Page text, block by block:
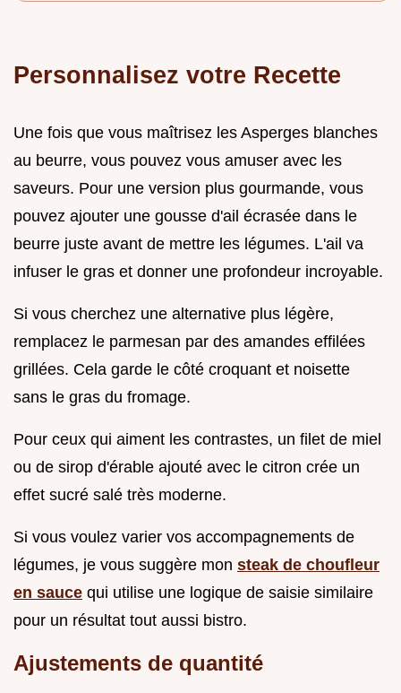
Personnalisez votre Recette
Une fois que vous maîtrisez les Asperges blanches
au beurre, vous pouvez vous amuser avec les
saveurs. Pour une version plus gourmande, vous
pouvez ajouter une gousse d'ail écrasée dans le
beurre juste avant de mettre les légumes. L'ail va
infuser le gras et donner une profondeur incroyable.
Si vous cherchez une alternative plus légère,
remplacez le parmesan par des amandes effilées
grillées. Cela garde le côté croquant et noisette
sans le gras du fromage.
Pour ceux qui aiment les contrastes, un filet de miel
ou de sirop d'érable ajouté avec le citron crée un
effet sucré salé très moderne.
Si vous voulez varier vos accompagnements de
légumes, je vous suggère mon steak de choufleur
en sauce qui utilise une logique de saisie similaire
pour un résultat tout aussi bistro.
Ajustements de quantité